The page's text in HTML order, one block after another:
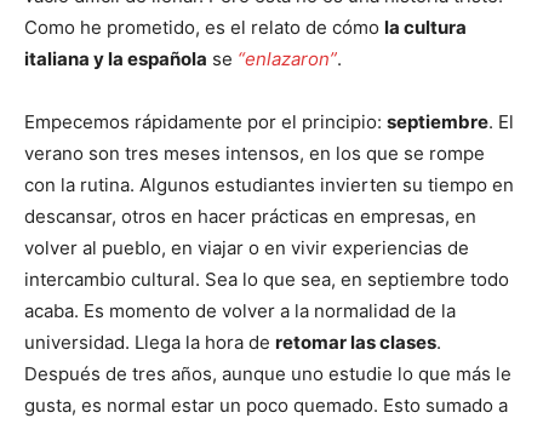
Como he prometido, es el relato de cómo la cultura
italiana y la española se “enlazaron”.
Empecemos rápidamente por el principio: septiembre. El
verano son tres meses intensos, en los que se rompe
con la rutina. Algunos estudiantes invierten su tiempo en
descansar, otros en hacer prácticas en empresas, en
volver al pueblo, en viajar o en vivir experiencias de
intercambio cultural. Sea lo que sea, en septiembre todo
acaba. Es momento de volver a la normalidad de la
universidad. Llega la hora de retomar las clases.
Después de tres años, aunque uno estudie lo que más le
gusta, es normal estar un poco quemado. Esto sumado a